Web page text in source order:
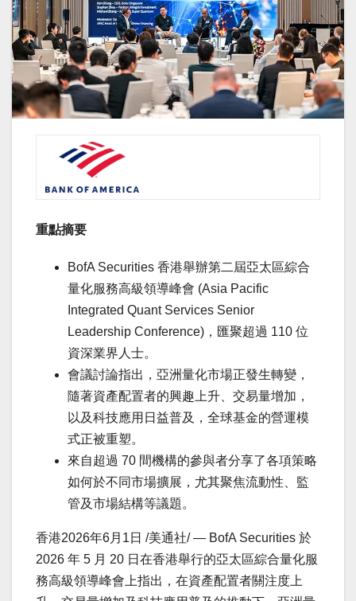
重點摘要
BofA Securities 香港舉辦第二屆亞太區綜合
量化服務高級領導峰會 (Asia Pacific
Integrated Quant Services Senior
Leadership Conference)，匯聚超過 110 位
資深業界人士。
會議討論指出，亞洲量化市場正發生轉變，
隨著資產配置者的興趣上升、交易量增加，
以及科技應用日益普及，全球基金的營運模
式正被重塑。
來自超過 70 間機構的參與者分享了各項策略
如何於不同市場擴展，尤其聚焦流動性、監
管及市場結構等議題。
香港2026年6月1日 /美通社/ — BofA Securities 於
2026 年 5 月 20 日在香港舉行的亞太區綜合量化服
務高級領導峰會上指出，在資產配置者關注度上